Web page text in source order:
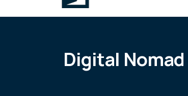
Digital Nomad